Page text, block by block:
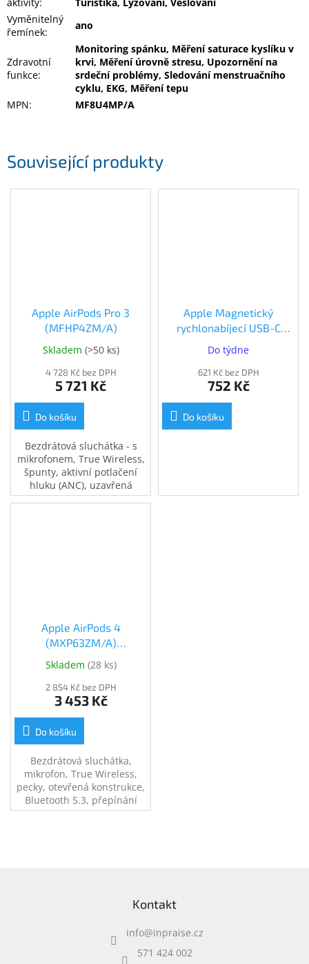
Související produkty
Apple AirPods Pro 3
(MFHP4ZM/A)
Skladem (>50 ks)
4 728 Kč bez DPH
5 721 Kč
Do košíku
Bezdrátová sluchátka - s
mikrofonem, True Wireless,
špunty, aktivní potlačení
hluku (ANC), uzavřená
konstrukce, Bluetooth,
Apple Magnetický
rychlonabíjecí USB-C
kabel k Apple Watch (1m)
(MT0H3ZM/A)
Do týdne
621 Kč bez DPH
752 Kč
Do košíku
Apple AirPods 4
(MXP63ZM/A)
Skladem (28 ks)
2 854 Kč bez DPH
3 453 Kč
Do košíku
Bezdrátová sluchátka,
mikrofon, True Wireless,
pecky, otevřená konstrukce,
Bluetooth 5.3, přepínání
skladeb, přijímání hovorů,
Vyměnitelný
řemínek:
ano
Zdravotní
funkce:
Monitoring spánku, Měření saturace kyslíku v
krvi, Měření úrovně stresu, Upozornění na
srdeční problémy, Sledování menstruačního
cyklu, EKG, Měření tepu
MPN: MF8U4MP/A
Kontakt
info@inpraise.cz
571 424 002